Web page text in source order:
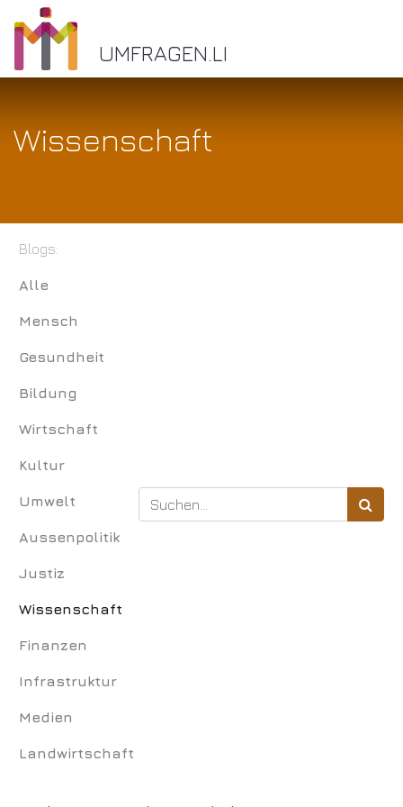
UMFRAGEN.LI
Wissenschaft
Blogs:
Alle
Mensch
Gesundheit
Bildung
Wirtschaft
Kultur
Umwelt
Aussenpolitik
Justiz
Wissenschaft
Finanzen
Infrastruktur
Medien
Landwirtschaft